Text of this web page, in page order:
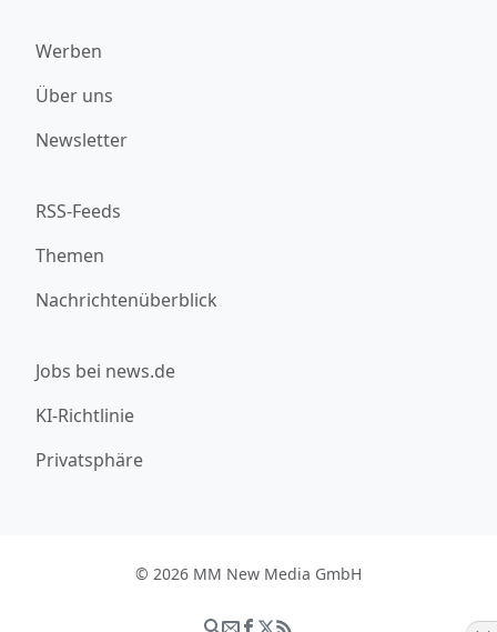
Werben
Über uns
Newsletter
RSS-Feeds
Themen
Nachrichtenüberblick
Jobs bei news.de
KI-Richtlinie
Privatsphäre
© 2026 MM New Media GmbH